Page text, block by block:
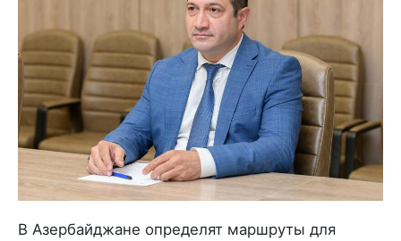
В Азербайджане определят маршруты для